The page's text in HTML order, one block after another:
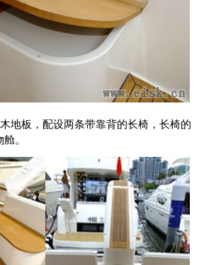
板，配设两条带靠背的长椅，长椅的
。